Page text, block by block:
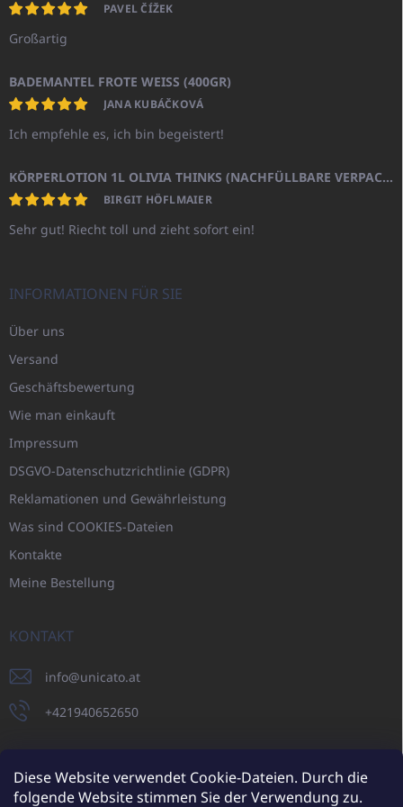
Diese Website verwendet Cookie-Dateien. Durch die
folgende Website stimmen Sie der Verwendung zu.
PAVEL ČÍŽEK
Großartig
BADEMANTEL FROTE WEISS (400GR)
JANA KUBÁČKOVÁ
Ich empfehle es, ich bin begeistert!
KÖRPERLOTION 1L OLIVIA THINKS (NACHFÜLLBARE VERPACKUNG)
BIRGIT HÖFLMAIER
Sehr gut! Riecht toll und zieht sofort ein!
INFORMATIONEN FÜR SIE
Über uns
Versand
Geschäftsbewertung
Wie man einkauft
Impressum
DSGVO-Datenschutzrichtlinie (GDPR)
Reklamationen und Gewährleistung
Was sind COOKIES-Dateien
Kontakte
Meine Bestellung
KONTAKT
info@unicato.at
+421940652650
UNICATO.sk UNICATOshop.cz UNICATO.at UNICATO.hu